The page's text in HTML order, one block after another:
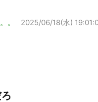
。 2025/06/18(水)